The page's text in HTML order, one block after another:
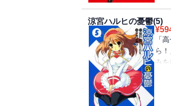
涼宮ハルヒの憂鬱(5)
¥
「
ら
み
な